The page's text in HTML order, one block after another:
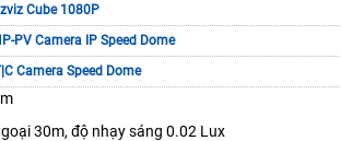
Cube 1080P
PV Camera IP Speed Dome
Camera Speed Dome
30m, độ nhạy sáng 0.02 Lux